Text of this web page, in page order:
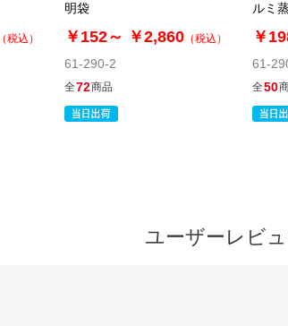
税込）
明袋
￥152～ ￥2,860 （税込）
61-290-2
全72商品
ルミ
￥
61-
全50
ユーザーレビ